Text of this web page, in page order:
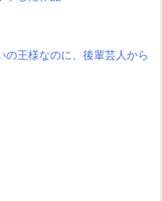
の王様なのに、後輩芸人から